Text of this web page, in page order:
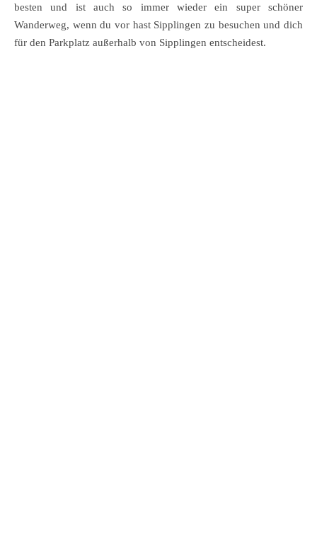
besten und ist auch so immer wieder ein super schöner
Wanderweg, wenn du vor hast Sipplingen zu besuchen und dich
für den Parkplatz außerhalb von Sipplingen entscheidest.